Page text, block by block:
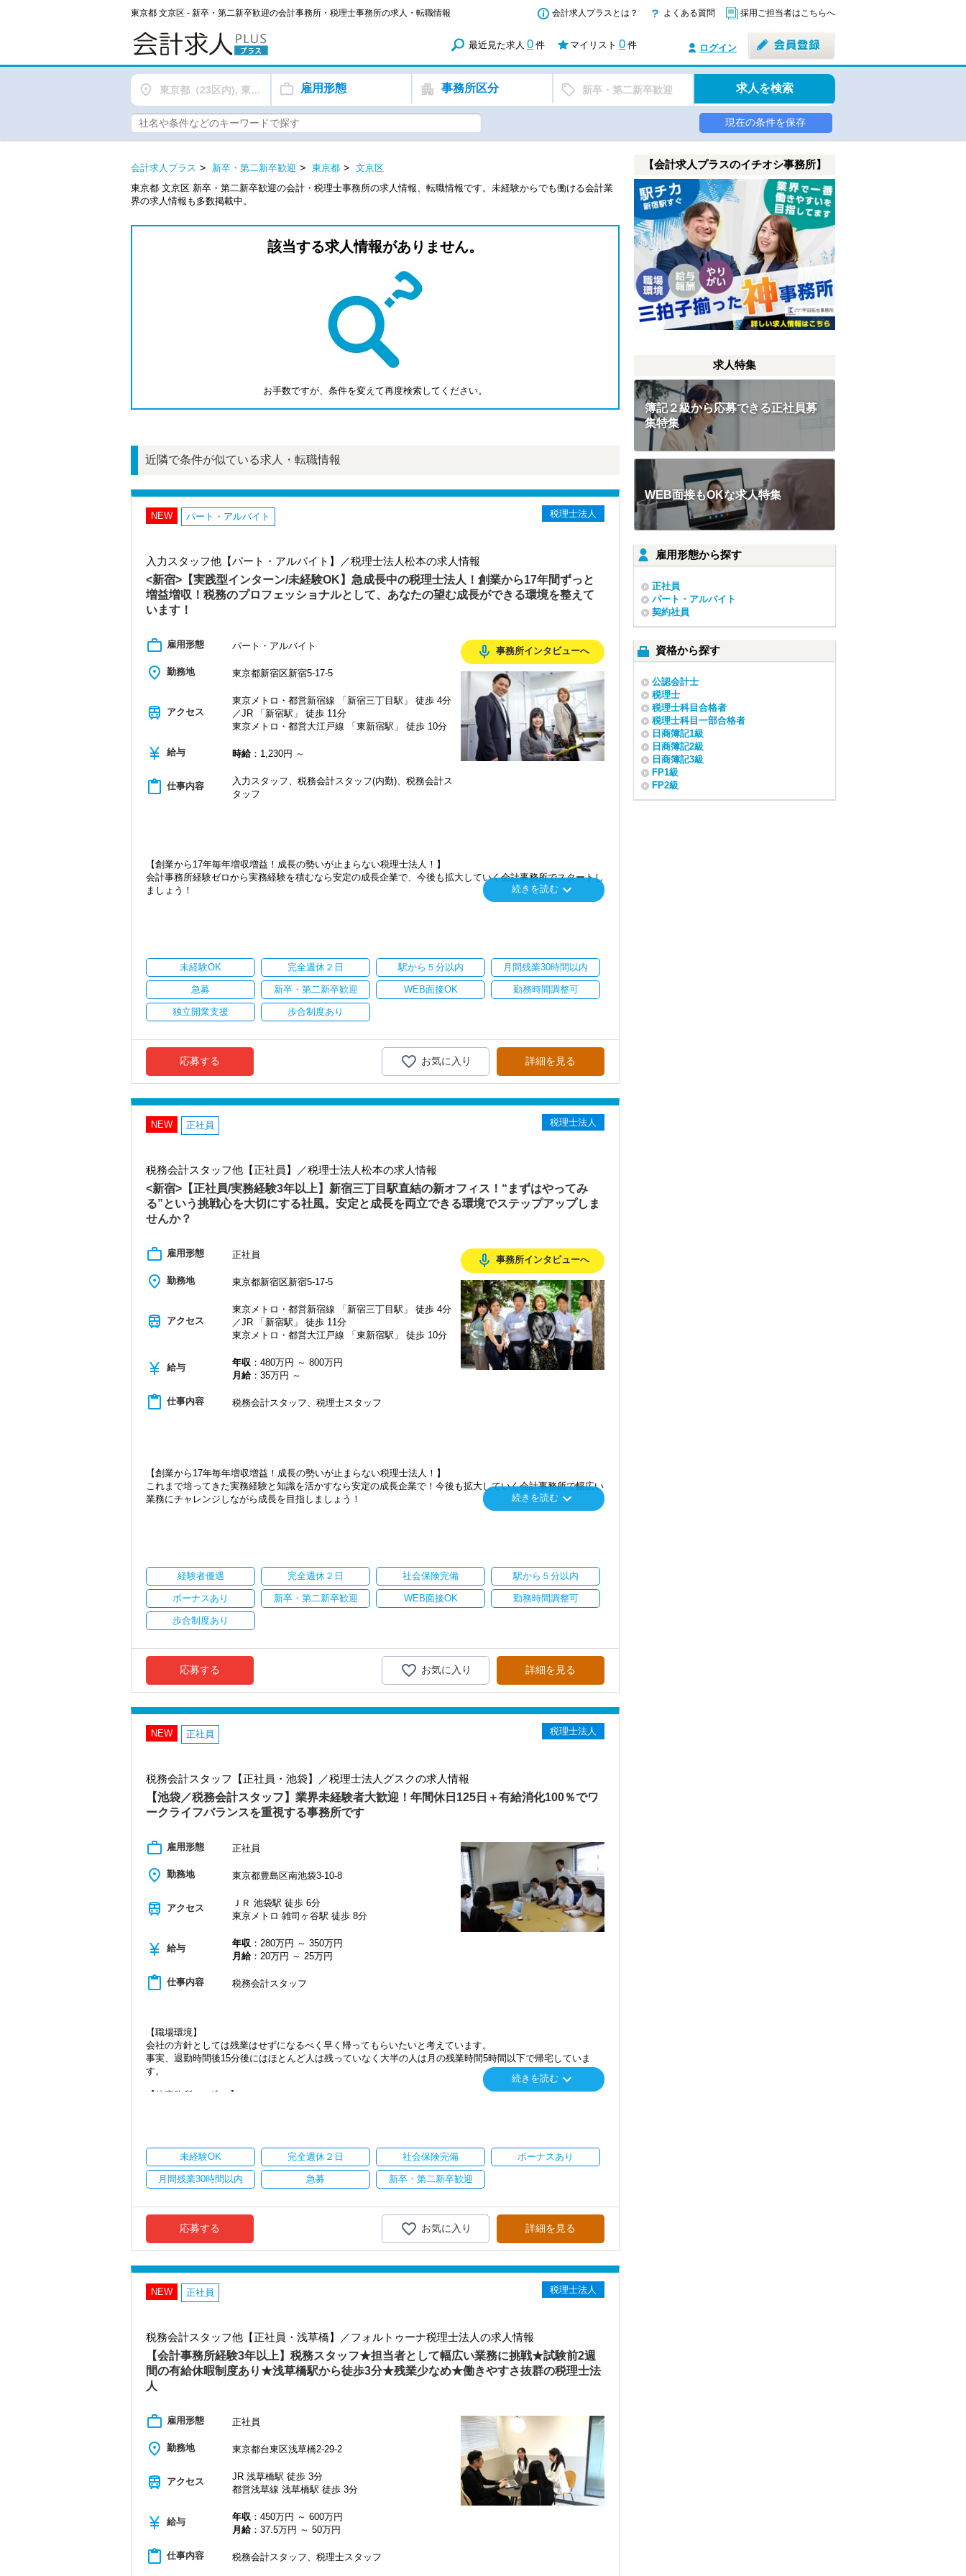
東京都 文京区 - 新卒・第二新卒歓迎の会計事務所・税理士事務所の求人・転職情報 会計求人プラスとは？ よくある質問 採用ご担当者はこちらへ
最近見た求人 0 件 マイリスト 0 件 ログイン
東京都（23区内), 東京都（都下） 雇用形態 事務所区分 新卒・第二新卒歓迎 求人を検索
現在の条件を保存
会計求人プラス 新卒・第二新卒歓迎 東京都
文京区
東京都 文京区 新卒・第二新卒歓迎の会計・税理士事務所の求人情報、転職情報です。未経験からでも働ける会計業
界の求人情報も多数掲載中。
該当する求人情報がありません。
お手数ですが、条件を変えて再度検索してください。
近隣で条件が似ている求人・転職情報
NEW パート・アルバイト 税理士法人
入力スタッフ他【パート・アルバイト】／税理士法人松本の求人情報
<新宿>【実践型インターン/未経験OK】急成長中の税理士法人！創業から17年間ずっと
増益増収！税務のプロフェッショナルとして、あなたの望む成長ができる環境を整えて
います！
work_outline 雇用形態 パート・アルバイト
place 勤務地 東京都新宿区新宿5-17-5
train アクセス
東京メトロ・都営新宿線 「新宿三丁目駅」 徒歩 4分
／JR 「新宿駅」 徒歩 11分
東京メトロ・都営大江戸線 「東新宿駅」 徒歩 10分
currency_yen 給与 時給：1,230円 ～
content_paste 仕事内容
入力スタッフ、税務会計スタッフ(内勤)、税務会計ス
タッフ
mic_none 事務所インタビューへ
【創業から17年毎年増収増益！成長の勢いが止まらない税理士法人！】
会計事務所経験ゼロから実務経験を積むなら安定の成長企業で、今後も拡大していく会計事務所でスタートし
ましょう！
ています。
安定性抜群の環境で自己成長を実現できます。
社員の持つ「やる・やりたい」という気持ちを大事にしているため、資格を持っていなくても、スピーディー
なキャリアアップが可能です！
充実した実務重視のOJTで、安心して職務経験と知識をゼロから身に付けられます！
税務・会計の経験と知識を磨きながらステップアップを目指しませんか？
【対象業種100種以上！節税・融資・税務調査に強い税理士法人です】
お客様に事務所までご来社いただく来所型サービスで、中小企業の経営を幅広くサポートしています。
専門Webサイトを10サイト以上運営しており、新規顧問契約のお客様が毎年400件以上増加！
各オフィスに国税OB税理士が在籍しているので、税務調査にも精通しています。
税理士という仕事は不況に強い仕事で、融資対応、給付金のサポート、補助金のサポートなどお手伝いできる
業務は数多く存在しています。
そのため、全拠点でスタッフの増員に力を入れており、さらなるサービス品質の向上を目指しています。
また、職場環境の改善に積極的に取り組む企業に対して認証される「社労士診断認証制度」を取得しました。
「職場環境改善宣言企業」と「経営労務診断実施企業」の認定を受け、今後も社員が働きやすい環境づくりを
長く安心して働ける環境を用意してお待ちしておりますので、当社で将来の不安なく働いてみませんか？
【新宿の事務所はこんなオフィスです】
20代のスタッフが多数在籍しており、当社拠点のなかでも一番明るく元気なオフィスです。
飲食業や接客業のお客様が多く、お客様のご紹介から新しいお客様も増えております。
実務重視の研修を幅広く実施しているため、スピーディーに経験値を積むことができるのが最大の魅力です。
バリバリ働いて活躍したい方、大歓迎です！
これからますます成長していく新宿オフィスで、一緒に成長していきましょう！
【ご紹介が多い安定企業でお客様から一番に信頼される税務のプロを目指せます】
私達は「税務のプロフェッショナルとしてお客様に寄り添う」ことが一つの使命です。
今後もお客様に満足していただけるようにスキルの向上を目指し、税務のプロとして高い信頼を獲得していき
ます。
お客様から信頼され、心の通ったサービスを提供する真の「税務プロフェッショナル」としての道を私たちと
実践型インターンは成⻑性を重視していて、やりがいを持てることとステップアップできることを第一に考え
ています。
将来会計事務所で活躍したい熱い想いのある方、お待ちしています！
【実務型研修・教育制度充実！学生の間に、これからの会計業界で生き残るために必要な専門性を磨けます】
その中で生き残るためにできることはコンピューターやAIにはできないお客様とのコミュニケーション力を磨
くこと。
当社では、全員がお客様のことを一番に考え、最新の税務・会計サービスを提供しています。
社員と同じように実務経験を積みながら税法や会計の知識を得られるようフォロー体制はバッチリです。
【先輩スタッフのサポートを受けながら段階を踏んでステップアップできます♪】
入社してからのステップアッププランを準備しています。あなたの成長にあわせてステップアップしていきま
▽ステップ1(入社〜約1ヶ月)
先輩が担当しているお客様の月次試算表を作成しながら少しずつレベルアップしていきましょう。実際の数字
に触れながら業務に取り組んで頂くことで、より理解と知識が深まります！
そろそろ入力業務に慣れてきますので、本人の希望に応じて決算業務、年末調整業務、確定申告業務にもチャ
レンジして頂けます。先輩スタッフがサポートしますので、安心して税務・会計の業務を一通り覚えられま
す！
一通りの業務を覚えたら、自分自身で決算を行って頂きます。決算書が出来ましたら、先輩スタッフ・オフィ
ス責任者からのチェックと国税OBのダブルチェックがあります。
当社ならではの「仕事のステップ」を踏みながら実務を経験することで、半年もすればある程度一人で仕事を
することができるようになります。
これまでも多くのインターン生が実践型インターン制度を使い、ステップアップを実現してきた実績が当社に
インターン終了後は新卒採用の道も用意しています。26卒のインターン生も入社予定です。
【各種社会保険完備、ユニークな手当制度あり】
社会保険等の一般的な福利厚生の他に、各種手当も充実。
税務能力検定等の資格検定に合格するともらえる「合格手当」など、当社ならではの制度を設けているので、
ぜひ活用してください。
げ、一人ひとりが実行しています。
より多くの「ありがとう」と笑顔をいただき続けるために「情熱家であれ！」がモットーです。
当社の実践型インターンでは、普段の学生生活では扱うことのない専門性が高い業務をお任せします。
そのため、勢いだけではどうにもならない課題や問題点もでてきますが、一つずつ確実に乗り越えていきまし
常に自ら学ぶ姿勢で臨んでください。着実に実績を作りながら課題や問題の分析スキルを身に付ける経験を積
多くのインターン生を育成した実績がありますので、安心して仲間と一緒に働く楽しさと自分の成⻑を日々実
感して頂けると思います。
自分が「将来こうなりたい」「こんな風に成⻑したい」「こういうサービスを提供したい」という夢を語れる
きませんか？
【現役スタッフの声】
インターンから新卒で入社しました。
インターン時代は「ここまでやるの！？」というくらい実践に近い形の業務を任されて大変な1年でしたが、
まだ入社１年目ですが、すでに法人20件・個人8件を担当させてもらっています。
現在は、税理士を目指して勉強にも励んでいます。
オフィスに税理士がいるので、わからないことはすぐ聞けるのがいいですね。
経験と知識をつけて、お客様から頼られる存在、後輩の手本になるような存在になれるように頑張っていま
す。
お客様に対しても、仲間に対しても、アットホームで明るい会社です。
チームで動いているので、わからないことや困ったことの相談先にも迷わず、何でもすぐに聞くことができて
安心です。
続きを読む keyboard_arrow_down
未経験OK 完全週休２日 駅から５分以内 月間残業30時間以内
急募 新卒・第二新卒歓迎 WEB面接OK 勤務時間調整可
独立開業支援 歩合制度あり
応募する 詳細を見る
お気に入り
NEW 正社員 税理士法人
税務会計スタッフ他【正社員】／税理士法人松本の求人情報
<新宿>【正社員/実務経験3年以上】新宿三丁目駅直結の新オフィス！“まずはやってみ
る”という挑戦心を大切にする社風。安定と成長を両立できる環境でステップアップしま
せんか？
work_outline 雇用形態 正社員
place 勤務地 東京都新宿区新宿5-17-5
train アクセス
東京メトロ・都営新宿線 「新宿三丁目駅」 徒歩 4分
／JR 「新宿駅」 徒歩 11分
東京メトロ・都営大江戸線 「東新宿駅」 徒歩 10分
currency_yen 給与 年収 ：480万円 ～ 800万円
月給：35万円 ～
content_paste 仕事内容 税務会計スタッフ、税理士スタッフ
mic_none 事務所インタビューへ
【創業から17年毎年増収増益！成長の勢いが止まらない税理士法人！】
これまで培ってきた実務経験と知識を活かすなら安定の成長企業で！今後も拡大していく会計事務所で幅広い
業務にチャレンジしながら成長を目指しましょう！
ています。
安定性抜群の環境で自己成長を実現できます。
社員の持つ「やる・やりたい」という気持ちを大事にしているため、資格を持っていなくても、スピーディー
なキャリアアップが可能です！
会計事務所経験者の方には幅広い業務に携わっていただき、早い段階から部下やチームのマネジメント業務に
も挑戦できます！これまでの経験・知識を活かしながら、さらに上のステージでキャリアアップをしません
創業以来17年連続増収増益、顧問先数2500以上、全国6拠点で安定的に成長中です。
お客様に事務所までご来社いただく来所型サービスで、中小企業の経営を幅広くサポートしています。
専門Webサイトを10サイト以上運営しており、新規顧問契約のお客様が毎年400件以上増加！
税理士という仕事は不況に強い仕事で、融資対応、給付金のサポート、補助金のサポートなどお手伝いできる
業務は数多く存在しています。
そのため、全拠点でスタッフの増員に力を入れており、さらなるサービス品質の向上を目指しています。
「職場環境改善宣言企業」と「経営労務診断実施企業」の認定を受け、今後も社員が働きやすい環境づくりを
長く安心して働ける環境を用意してお待ちしておりますので、当社で将来の不安なく働いてみませんか？
【新宿の事務所はこんなオフィスです】
20代のスタッフが多数在籍しており、当社拠点のなかでも一番明るく元気なオフィスです。
新宿三丁目駅直結で交通の便がよく、通勤しやすい立地にあります。
飲食業や接客業のお客様が多く、お客様のご紹介から新しいお客様も増えております。
実務重視の研修を幅広く実施しているため、スピーディーに経験値を積むことができるのが最大の魅力です。
バリバリ働いて活躍したい方、大歓迎です！
私達は「税務のプロフェッショナルとしてお客様に寄り添う」ことが一つの使命です。
お客様から「こうしたい」という理想をいただいたら、それを一緒になって実現するために大きく力を発揮で
きる存在でありたいと考えています。ご紹介案件が7割を超えているのも、そういった私たちの姿勢がお客様
【将来オフィスをお任せできる貴方の力を求めています】
積み重ねてこられた知識と経験を生かして、さらなる活躍の場を求めている貴方の力を発揮できる職場です。
税理士資格がなくてもOK！
やる気とコミュニケーション能力を重視します。
税理士はサービス業です。誠実に仕事を行い、お客様に満足していただくことを大事にしてくれる方を求めて
スキルと経験に合わせてキャリアを重ねつつ、部下のマネジメントも少しずつお任せして自信を持っていける
よう私たちもバックアップします。
最初は自信が無くても意欲があれば大丈夫です。
【こんな方を求めています】
・情熱を持って仕事ができ、途中で諦めない人
・責任感を持って仕事に取り組める人
・積極性と向上心を持ち合わせている人
・若手を引っ張っていくリーダーになれる人
【ITシステム完備で効率よく業務をこなせます】
IT化が非常に進んでいるのも当社の特徴。
代表が作業環境にも気を配っており、デュアルモニターを全席設置。
入力もAI-OCRを使用して、業務効率化とペーパーレス化を進めています。kintoneやLINEWORKS、クラウド
サインなどを活用しているので効率よくストレスフリーに業務をこなせます。
ぜひ体験してください！
キャリアステップは等級制（1〜6等級）で、求められる業務レベルや役割を明確にしています。目標設定がし
やすく、成長を実感しながらステップアップが可能です。
続きを読む keyboard_arrow_down
経験者優遇 完全週休２日 社会保険完備 駅から５分以内
ボーナスあり 新卒・第二新卒歓迎 WEB面接OK 勤務時間調整可
歩合制度あり
応募する 詳細を見る
お気に入り
NEW 正社員 税理士法人
税務会計スタッフ【正社員・池袋】／税理士法人グスクの求人情報
【池袋／税務会計スタッフ】業界未経験者大歓迎！年間休日125日＋有給消化100％でワ
ークライフバランスを重視する事務所です
work_outline 雇用形態 正社員
place 勤務地 東京都豊島区南池袋3-10-8
train アクセス
ＪＲ 池袋駅 徒歩 6分
東京メトロ 雑司ヶ谷駅 徒歩 8分
currency_yen 給与 年収 ：280万円 ～ 350万円
月給：20万円 ～ 25万円
content_paste 仕事内容 税務会計スタッフ
【職場環境】
会社の方針としては残業はせずになるべく早く帰ってもらいたいと考えています。
事実、退勤時間後15分後にはほとんど人は残っていなく大半の人は月の残業時間5時間以下で帰宅していま
す。
【他事務所との違い】
席にはバランスボールもあるので体幹を鍛えたい方は自由に使ってもらってます。
ロボットができる仕事はロボットに作業を。ということで、RPAを導入し、人間が行わなくて良い業務はロボ
ットが作業をするように進めている最中です。
新城代表は開業前の経験で、多くの動物病院をご支援。
その経験により、会計のみならず人事から開業支援までトータルでサポートできるノウハウを蓄積してきまし
独特の特徴やニーズがどこにあるかもわかっているため、獣医のお客様からすると安心してなんでも話せる相
動物病院の業界に精通し、きめ細かな支援ができる。その評判がご紹介につながり、着実に顧問先は拡大して
います。
今回も、それに対応するべく行われる増員募集です！
お客様の特徴や、その期待にお応えするためのノウハウなどは、今のスタッフと共に事務所の財産として深め
ている真っ最中！
それらを吸収し、応用することで安心感高く業務に取り組んでもらえるはずです。
もちろん税務のプロとしてなら代表や税理士に、動物病院の業界知識なら先輩たちにいつでも相談してくださ
い。
【未経験でも安心！】
弊社では数年前から未経験の採用をしています。
未経験の方でも一から教え、わからないことがあれば聞きやすい職場を目指しています。
当面は事務作業から行って頂きますが、代表や職員と一緒にお客様を訪問し、現場でどのように対応するのか
入社される方の成長に合わせて徐々に担当を引き継いで頂きます。
その信頼がご紹介を呼び、お客様は日本全国に！基本はITやメール・電話・LINE（社用携帯支給）で対応し
つつ、遠方については半年に一度のペースでご訪問することができます。
お客様と対面でお話する機会を大事にしたい方。その上で、効率も重視しながら働きたい方には最適です！
続きを読む keyboard_arrow_down
未経験OK 完全週休２日 社会保険完備 ボーナスあり
月間残業30時間以内 急募 新卒・第二新卒歓迎
応募する 詳細を見る
お気に入り
NEW 正社員 税理士法人
税務会計スタッフ他【正社員・浅草橋】／フォルトゥーナ税理士法人の求人情報
【会計事務所経験3年以上】税務スタッフ★担当者として幅広い業務に挑戦★試験前2週
間の有給休暇制度あり★浅草橋駅から徒歩3分★残業少なめ★働きやすさ抜群の税理士法
人
work_outline 雇用形態 正社員
place 勤務地 東京都台東区浅草橋2-29-2
train アクセス
JR 浅草橋駅 徒歩 3分
都営浅草線 浅草橋駅 徒歩 3分
currency_yen 給与 年収 ：450万円 ～ 600万円
月給：37.5万円 ～ 50万円
content_paste 仕事内容 税務会計スタッフ、税理士スタッフ
【会計求人プラスのイチオシ事務所】
求人特集
簿記２級から応募できる正社員募
集特集
WEB面接もOKな求人特集
雇用形態から探す
正社員
パート・アルバイト
契約社員
資格から探す
公認会計士
税理士
税理士科目合格者
税理士科目一部合格者
日商簿記1級
日商簿記2級
日商簿記3級
FP1級
FP2級